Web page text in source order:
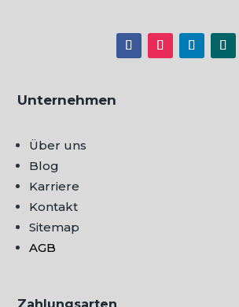
Unternehmen
Über uns
Blog
Karriere
Kontakt
Sitemap
AGB
Zahlungsarten